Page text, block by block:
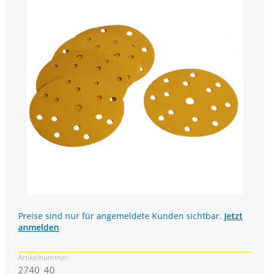
Preise sind nur für angemeldete Kunden sichtbar. Jetzt
anmelden
Artikelnummer:
2740_40